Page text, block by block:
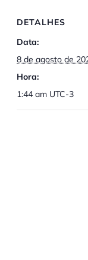
DETALHES
Data:
8 de agosto de
Hora:
1:44 am UTC-3